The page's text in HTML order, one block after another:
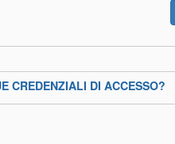
CREDENZIALI DI ACCESSO?